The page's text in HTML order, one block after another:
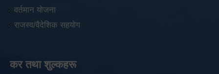
वर्तमान योजना
राजस्व/वैदेशिक सहयोग
कर तथा शुल्कहरू